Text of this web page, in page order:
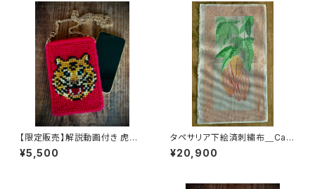
【限定販売】解説動画付き 虎の
スマホケース タペサリアキット
（経験者向き）
¥5,500
タペサリア下絵済刺繍布＿Cac
auカカオ
¥20,900